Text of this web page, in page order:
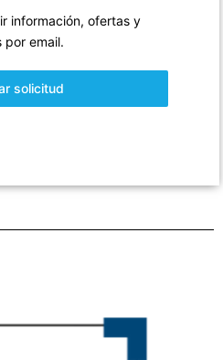
información, ofertas y
por email.
solicitud